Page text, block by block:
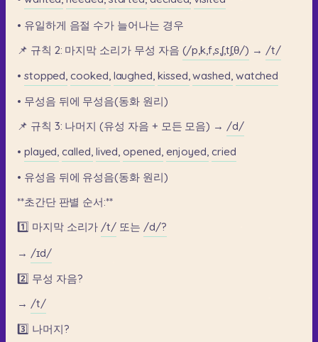
• 유일하게 음절 수가 늘어나는 경우
📌 규칙 2: 마지막 소리가 무성 자음 (/p,k,f,s,ʃ,tʃ,θ/) → /t/
• stopped, cooked, laughed, kissed, washed, watched
• 무성음 뒤에 무성음(동화 원리)
📌 규칙 3: 나머지 (유성 자음 + 모든 모음) → /d/
• played, called, lived, opened, enjoyed, cried
• 유성음 뒤에 유성음(동화 원리)
**초간단 판별 순서:**
1️⃣ 마지막 소리가 /t/ 또는 /d/?
→ /ɪd/
2️⃣ 무성 자음?
→ /t/
3️⃣ 나머지?